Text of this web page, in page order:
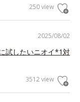
250 view
2025/08/02
試したいニオイ*1対
3512 view